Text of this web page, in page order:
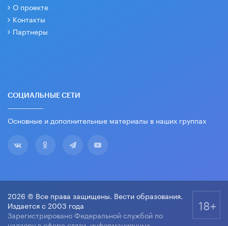
О проекте
Контакты
Партнеры
СОЦИАЛЬНЫЕ СЕТИ
Основные и дополнительные материалы в наших группах
2026 © Все права защищены. Вести образования.
Издается с 2003 года
Зарегистрировано Федеральной службой по
18+